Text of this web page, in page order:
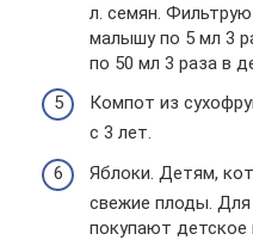
л. семян.
малышу по 5 мл 3
по 50 мл 3 раза в
Компот из
с 3 лет.
Яблоки. Детям,
свежие плоды.
покупают детское